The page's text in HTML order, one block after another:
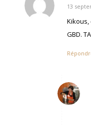
dit
:
13
GBD.